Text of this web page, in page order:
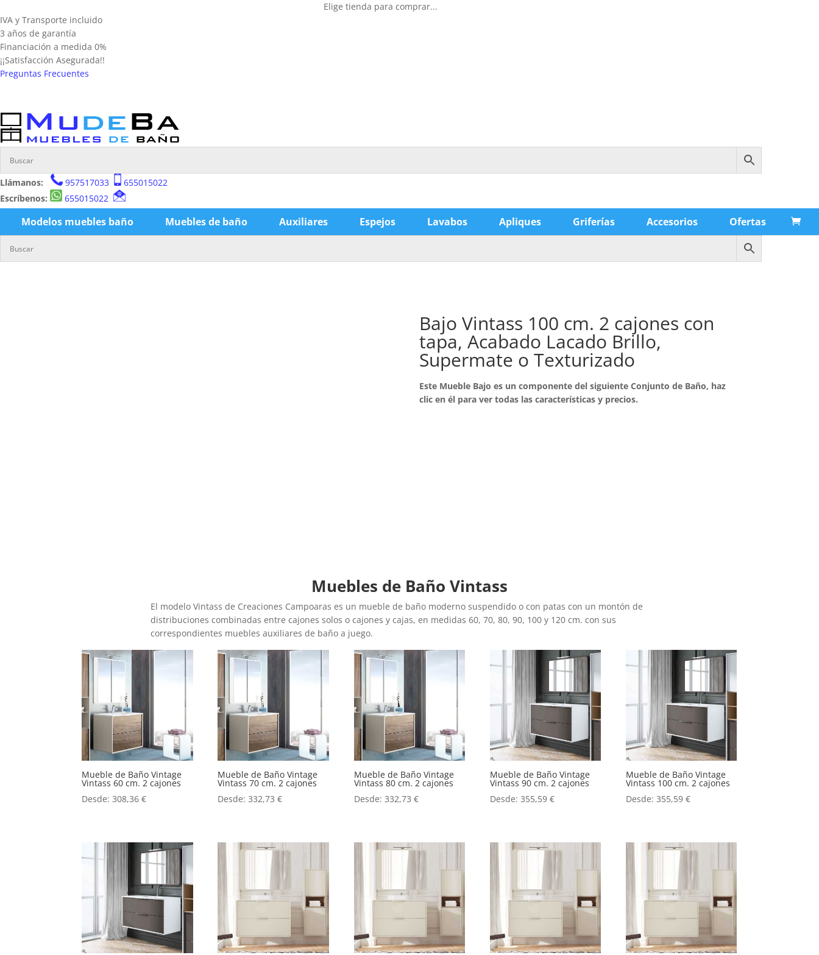
Elige tienda para comprar...
IVA y Transporte incluido
3 años de garantía
Financiación a medida 0%
¡¡Satisfacción Asegurada!!
Preguntas Frecuentes
Llámanos: 957517033
655015022
Escríbenos:
655015022
Modelos muebles baño Muebles de baño Auxiliares Espejos Lavabos Apliques Griferías Accesorios Ofertas
Bajo Vintass 100 cm. 2 cajones con
tapa, Acabado Lacado Brillo,
Supermate o Texturizado
Este Mueble Bajo es un componente del siguiente Conjunto de Baño, haz
clic en él para ver todas las características y precios.
Muebles de Baño Vintass
El modelo Vintass de Creaciones Campoaras es un mueble de baño moderno suspendido o con patas con un montón de
distribuciones combinadas entre cajones solos o cajones y cajas, en medidas 60, 70, 80, 90, 100 y 120 cm. con sus
correspondientes muebles auxiliares de baño a juego.
Mueble de Baño Vintage
Vintass 60 cm. 2 cajones
Desde:308,36€
Mueble de Baño Vintage
Vintass 70 cm. 2 cajones
Desde:332,73€
Mueble de Baño Vintage
Vintass 80 cm. 2 cajones
Desde: 332,73 €
Mueble de Baño Vintage
Vintass 90 cm. 2 cajones
Desde: 355,59 €
Mueble de Baño Vintage
Vintass 100 cm. 2 cajones
Desde: 355,59 €